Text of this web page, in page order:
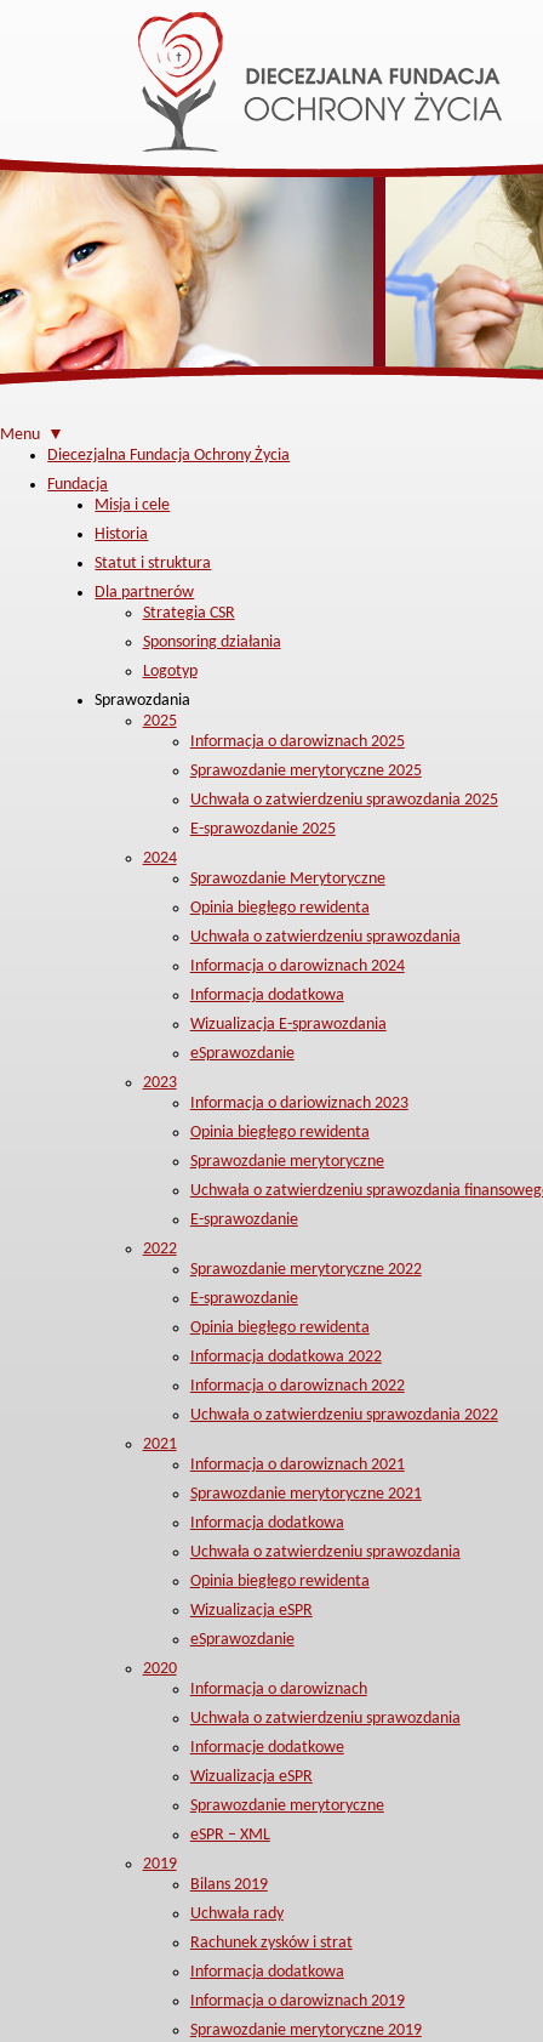
Menu ▼
Diecezjalna Fundacja Ochrony Życia
Fundacja
Misja i cele
Historia
Statut i struktura
Dla partnerów
Strategia CSR
Sponsoring działania
Logotyp
Sprawozdania
2025
Informacja o darowiznach 2025
Sprawozdanie merytoryczne 2025
Uchwała o zatwierdzeniu sprawozdania 2025
E-sprawozdanie 2025
2024
Sprawozdanie Merytoryczne
Opinia biegłego rewidenta
Uchwała o zatwierdzeniu sprawozdania
Informacja o darowiznach 2024
Informacja dodatkowa
Wizualizacja E-sprawozdania
eSprawozdanie
2023
Informacja o dariowiznach 2023
Opinia biegłego rewidenta
Sprawozdanie merytoryczne
Uchwała o zatwierdzeniu sprawozdania
E-sprawozdanie
2022
Sprawozdanie merytoryczne 2022
E-sprawozdanie
Opinia biegłego rewidenta
Informacja dodatkowa 2022
Informacja o darowiznach 2022
Uchwała o zatwierdzeniu sprawozdania 2022
2021
Informacja o darowiznach 2021
Sprawozdanie merytoryczne 2021
Informacja dodatkowa
Uchwała o zatwierdzeniu sprawozdania
Opinia biegłego rewidenta
Wizualizacja eSPR
eSprawozdanie
2020
Informacja o darowiznach
Uchwała o zatwierdzeniu sprawozdania
Informacje dodatkowe
Wizualizacja eSPR
Sprawozdanie merytoryczne
eSPR – XML
2019
Bilans 2019
Uchwała rady
Rachunek zysków i strat
Informacja dodatkowa
Informacja o darowiznach 2019
Sprawozdanie merytoryczne 2019